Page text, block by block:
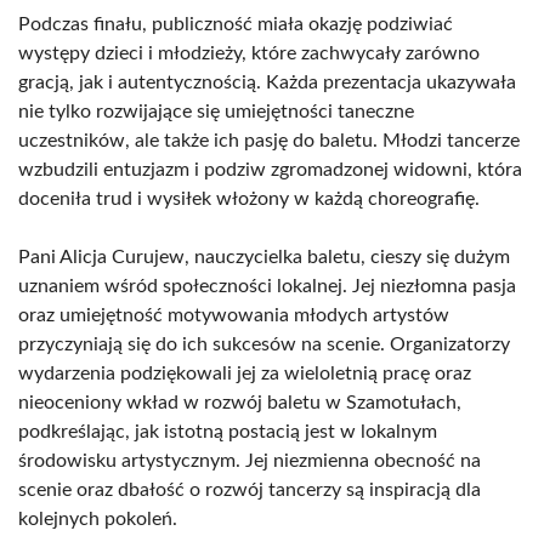
Podczas finału, publiczność miała okazję podziwiać
występy dzieci i młodzieży, które zachwycały zarówno
gracją, jak i autentycznością. Każda prezentacja ukazywała
nie tylko rozwijające się umiejętności taneczne
uczestników, ale także ich pasję do baletu. Młodzi tancerze
wzbudzili entuzjazm i podziw zgromadzonej widowni, która
doceniła trud i wysiłek włożony w każdą choreografię.
Pani Alicja Curujew, nauczycielka baletu, cieszy się dużym
uznaniem wśród społeczności lokalnej. Jej niezłomna pasja
oraz umiejętność motywowania młodych artystów
przyczyniają się do ich sukcesów na scenie. Organizatorzy
wydarzenia podziękowali jej za wieloletnią pracę oraz
nieoceniony wkład w rozwój baletu w Szamotułach,
podkreślając, jak istotną postacią jest w lokalnym
środowisku artystycznym. Jej niezmienna obecność na
scenie oraz dbałość o rozwój tancerzy są inspiracją dla
kolejnych pokoleń.